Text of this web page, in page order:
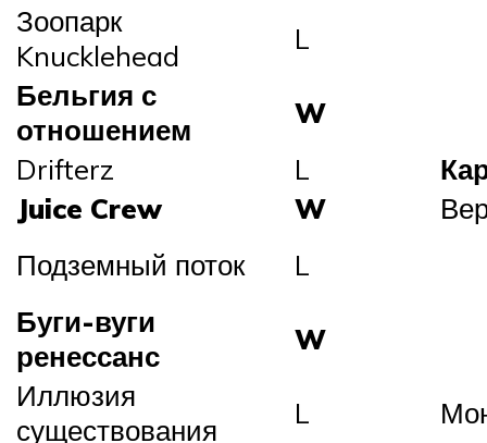
Зоопарк
Knucklehead
L
Бельгия с
отношением
W
Drifterz
L
Juice Crew
W
Подземный поток
L
Буги-вуги
ренессанс
W
Иллюзия
существования
L